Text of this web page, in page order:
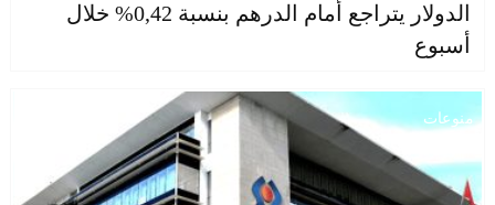
الدولار يتراجع أمام الدرهم بنسبة 0,42% خلال
أسبوع
منوعات